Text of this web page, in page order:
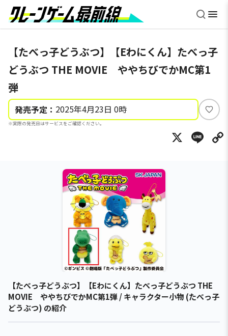
【たべっ子どうぶつ】【Eわにくん】たべっ子
どうぶつ THE MOVIE ややちびでかMC第1
弾
発売予定： 2025年4月23日 0時
※実際の発売日はサービスをご確認ください。
い
ね
X
【たべっ子どうぶつ】【Eわにくん】たべっ子どうぶつ THE
MOVIE ややちびでかMC第1弾 / キャラクター小物 (たべっ子
どうぶつ) の紹介